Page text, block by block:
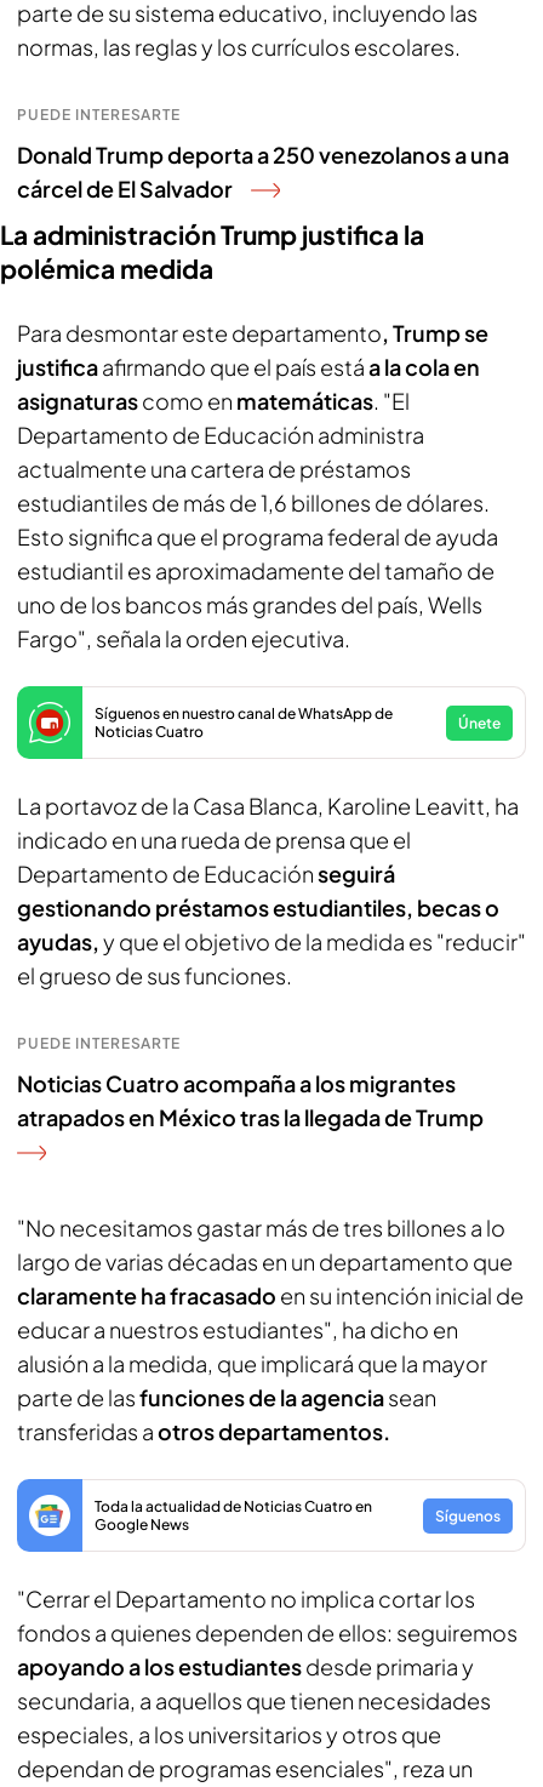
parte de su sistema educativo, incluyendo las
normas, las reglas y los currículos escolares.
PUEDE INTERESARTE
Donald Trump deporta a 250 venezolanos a una
cárcel de El Salvador
La administración Trump justifica la
polémica medida
Para desmontar este departamento, Trump se
justificaafirmando que el país estáa la cola en
asignaturascomo en matemáticas. "El
Departamento de Educación administra
actualmente una cartera de préstamos
estudiantiles de más de 1,6 billones de dólares.
Esto significa que el programa federal de ayuda
estudiantil es aproximadamente del tamaño de
uno de los bancos más grandes del país, Wells
Fargo", señala la orden ejecutiva.
Síguenos en nuestro canal de WhatsApp de
Noticias Cuatro
Únete
La portavoz de la Casa Blanca, Karoline Leavitt, ha
indicado en una rueda de prensa que el
Departamento de Educaciónseguirá
gestionando préstamos estudiantiles, becas o
ayudas,y que el objetivo de la medida es "reducir"
el grueso de sus funciones.
PUEDE INTERESARTE
Noticias Cuatro acompaña a los migrantes
atrapados en México tras la llegada de Trump
"No necesitamos gastar más de tres billones a lo
largo de varias décadas en un departamento que
claramente ha fracasado en su intención inicial de
educar a nuestros estudiantes", ha dicho en
alusión a la medida, que implicará que la mayor
parte de lasfunciones de la agenciasean
transferidas aotros departamentos.
Toda la actualidad de Noticias Cuatro en
Google News
Síguenos
"Cerrar el Departamento no implica cortar los
fondos a quienes dependen de ellos: seguiremos
apoyando a los estudiantesdesde primaria y
secundaria, a aquellos que tienen necesidades
especiales, a los universitarios y otros que
dependan de programas esenciales", reza un